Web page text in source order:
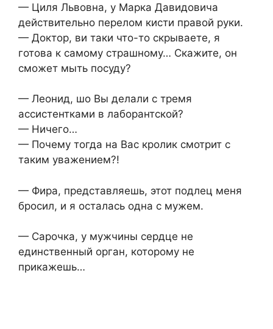
— Циля Львовна, у Марка Давидовича
действительно перелом кисти правой руки.
— Доктор, ви таки что-то скрываете, я
готова к самому страшному… Скажите, он
сможет мыть посуду?
— Леонид, шо Вы делали с тремя
ассистентками в лаборантской?
— Ничего…
— Почему тогда на Вас кролик смотрит с
таким уважением?!
— Фира, представляешь, этот подлец меня
бросил, и я осталась одна с мужем.
— Сарочка, у мужчины сердце не
единственный орган, которому не
прикажешь…